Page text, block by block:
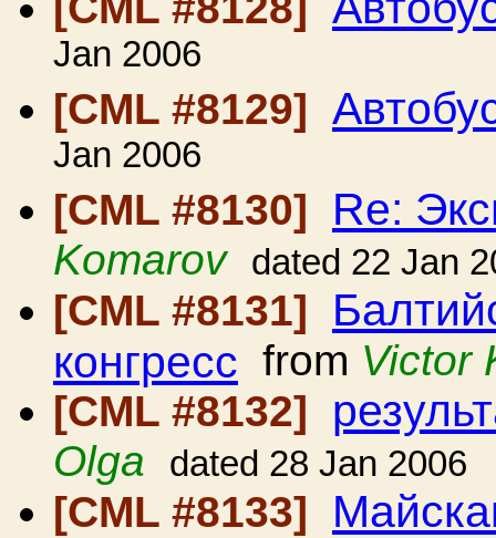
Jan 2006
[CML #8129]
Jan 2006
[CML #8130]
Re:
Komarov dated 22 Jan
[CML #8131]
конгресс from Victor
[CML #8132]
Olga dated 28 Jan 2006
[CML #8133]